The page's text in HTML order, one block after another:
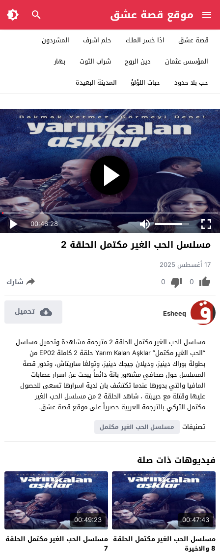
موقع قصة عشق
قصة عشق اذا خسر الملك حلم اشرف
المشردون
المؤسس عثمان
دين الروح شراب التوت
بهار
حب بلا حدود
حبات اللؤلؤ المدينة البعيدة
00:46:28
مسلسل الحب الغير مكتمل الحلقة 2
17 أغسطس 2025
0
0 شارك
Esheeq تحميل
مسلسل الحب الغير مكتمل الحلقة 2 مترجمة مشاهدة وتحميل مسلسل
“الحب الغير مكتمل” Yarım Kalan Aşklar حلقة 2 كاملة EP02 من
بطولة بوراك دينيز، وديلان جيجك دينيز، وتولغا ساريتاش، وتدور قصة
المسلسل حول صحافي مشهور بانة دائماً يبحث عن اسرار عصابات
المافيا والتي بدورها عندما تكتشف بان لدية اسرارها تسعى للحصول
عليها وقتلة مع حبيبتة ، شاهد الحلقة 2 من مسلسل الحب الغير
مكتمل التركي بالترجمة العربية حصرياً على موقع قصة عشق.
تصنيفات
مسلسل الحب الغير مكتمل
فيديوهات ذات صلة
00:47:43
مسلسل الحب الغير مكتمل الحلقة
8 والاخيرة
00:49:23
مسلسل الحب الغير مكتمل الحلقة
7